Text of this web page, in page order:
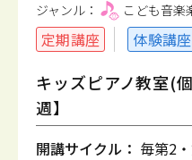
ジャンル： こども音楽
定期講座 体験講座
キッズピアノ教室(
週】
開講サイクル： 毎第2